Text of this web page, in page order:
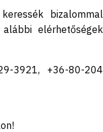
bizalommal
elérhetőségek
3921, +36-80-204